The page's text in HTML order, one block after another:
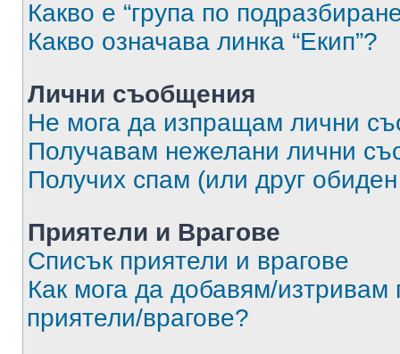
Какво е “група по
Какво означава линка “Екип”?
Лични съобщения
Не мога да изпращам лични
Получавам нежелани лични
Получих спам (или друг
Приятели и Врагове
Списък приятели и врагове
Как мога да добавям/изтривам
приятели/врагове?